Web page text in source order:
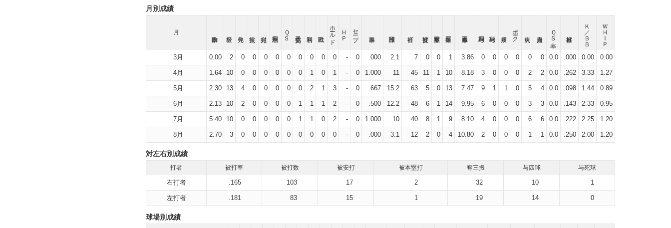
月別成績
月 ＱＳ ホールド ＨＰ セーブ ボーク ＱＳ率 Ｋ／ＢＢ ＷＨＩＰ
3月 0.00 2 0 0 0 0 0 0 0 0 0 - 0 .000 2.1 7 0 0 1 3.86 0 0 0 0 0 0 0.0 .000 0.00 0.00
4月 1.64 10 0 0 0 0 0 0 1 0 1 - 0 1.000 11 45 11 1 10 8.18 3 0 0 0 2 2 0.0 .262 3.33 1.27
5月 2.30 13 4 0 0 0 0 0 2 1 3 - 0 .667 15.2 63 5 0 13 7.47 9 1 1 0 5 4 0.0 .098 1.44 0.89
6月 2.13 10 2 0 0 0 0 1 1 1 2 - 0 .500 12.2 48 6 1 14 9.95 6 0 0 0 3 3 0.0 .143 2.33 0.95
7月 5.40 10 0 0 0 0 0 1 1 0 2 - 0 1.000 10 40 8 1 9 8.10 4 0 0 0 6 6 0.0 .222 2.25 1.20
8月 2.70 3 0 0 0 0 0 0 0 0 0 - 0 .000 3.1 12 2 0 4 10.80 2 0 0 0 1 1 0.0 .250 2.00 1.20
対左右別成績
打者 被打率 被打数 被安打 被本塁打 奪三振 与四球 与死球
右打者 .165 103 17 2 32 10 1
左打者 .181 83 15 1 19 14 0
球場別成績